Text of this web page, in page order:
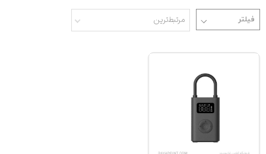
مرتبط‌ترین